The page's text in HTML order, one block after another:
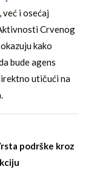
već i osećaj
Crvenog
kako
bude agens
utičući na
podrške kroz